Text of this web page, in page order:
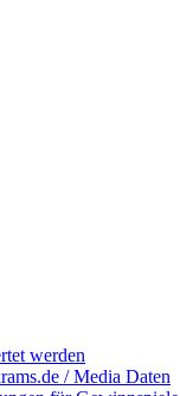
werden
/ Media Daten